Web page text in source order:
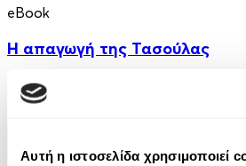
Αυτή η ιστοσελίδα χρησιμοποιεί
eBook
Η απαγωγή της Τασούλας
Τάσος Κοντογιαννίδης